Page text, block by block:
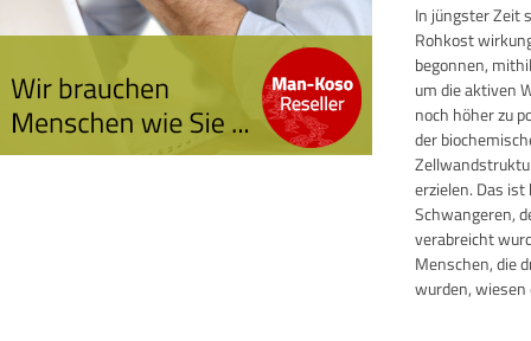
In jüngster Zeit
Rohkost
begonnen,
um die aktiven
noch höher zu
der
erzielen. Das
Schwangeren,
verabreicht
Menschen, die
wurden, wiesen